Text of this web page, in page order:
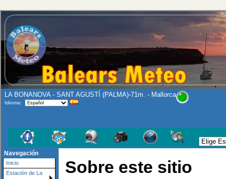
LA BONANOVA - SANT AGUSTÍ (PALMA)-71m. - Mallorca
Idioma:
Navegación
Inicio
Estación de La
Sobre este sitio